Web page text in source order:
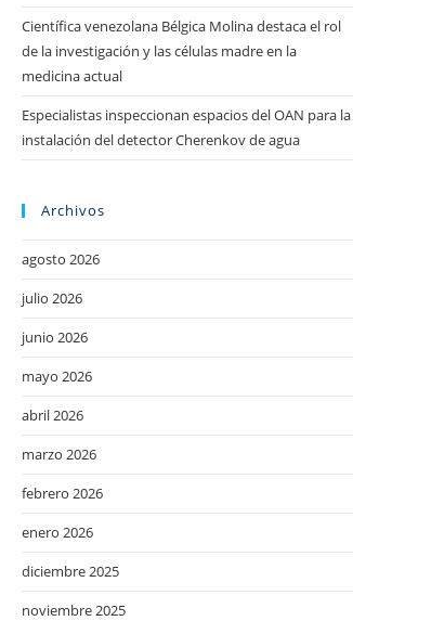
Científica venezolana Bélgica Molina destaca el rol
de la investigación y las células madre en la
medicina actual
Especialistas inspeccionan espacios del OAN para la
instalación del detector Cherenkov de agua
Archivos
agosto 2026
julio 2026
junio 2026
mayo 2026
abril 2026
marzo 2026
febrero 2026
enero 2026
diciembre 2025
noviembre 2025